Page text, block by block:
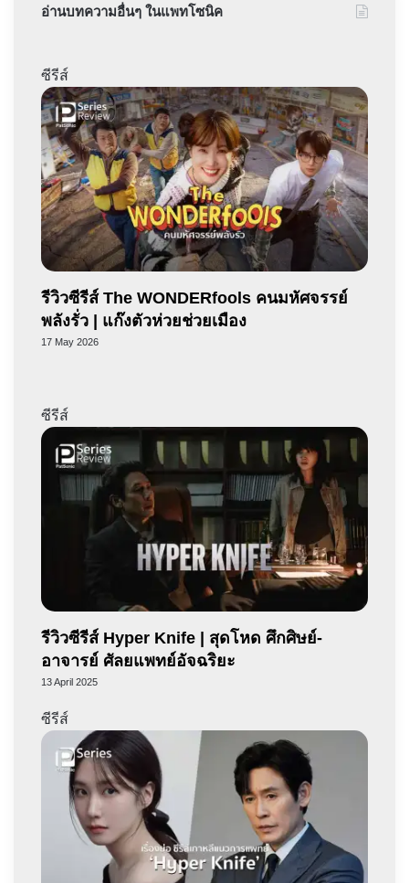
อ่านบทความอื่นๆ ในแพทโซนิค
ซีรีส์
รีวิวซีรีส์ The WONDERfools คนมหัศจรรย์
พลังรั่ว | แก๊งตัวห่วยช่วยเมือง
17 May 2026
ซีรีส์
รีวิวซีรีส์ Hyper Knife | สุดโหด ศึกศิษย์-
อาจารย์ ศัลยแพทย์อัจฉริยะ
13 April 2025
ซีรีส์